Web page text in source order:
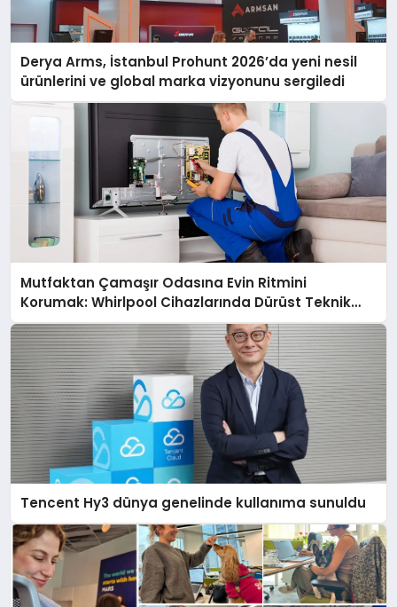
Derya Arms, İstanbul Prohunt 2026’da yeni nesil
ürünlerini ve global marka vizyonunu sergiledi
Mutfaktan Çamaşır Odasına Evin Ritmini
Korumak: Whirlpool Cihazlarında Dürüst Teknik
Destek Deneyimi
Tencent Hy3 dünya genelinde kullanıma sunuldu